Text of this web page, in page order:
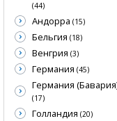
(44)
Андорра (15)
Бельгия (18)
Венгрия (3)
Германия (45)
Германия
(17)
Голландия (20)